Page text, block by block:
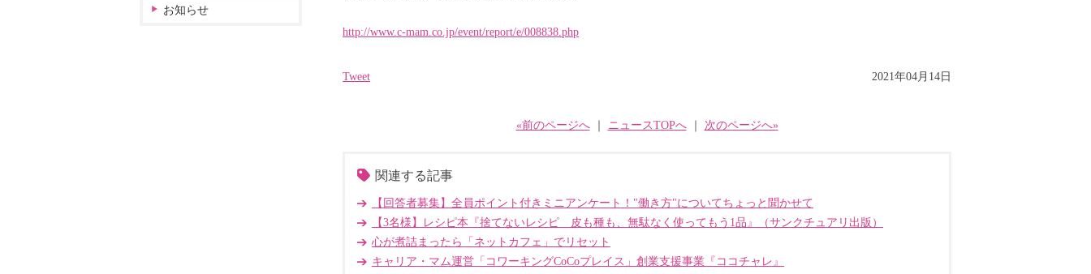
http://www.c-mam.co.jp/event/report/e/008838.php
Tweet 2021年04月14日
«前のページへ｜ ニュースTOPへ｜ 次のページへ»
関連する記事
【回答者募集】全員ポイント付きミニアンケート！"働き方"についてちょっと聞かせて
【3名様】レシピ本『捨てないレシピ 皮も種も、無駄なく使ってもう1品』（サンクチュアリ出版）
心が煮詰まったら「ネットカフェ」でリセット
キャリア・マム運営「コワーキングCoCoプレイス」創業支援事業『ココチャレ』
お知らせ